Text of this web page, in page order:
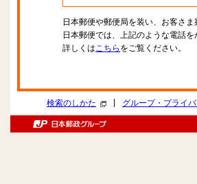
日本郵便や郵便局を装い、お客さ
日本郵便では、上記のような電話
詳しくはこちら をご覧ください。
検索のしかた グループ・プライ